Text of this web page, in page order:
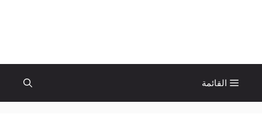
القائمة